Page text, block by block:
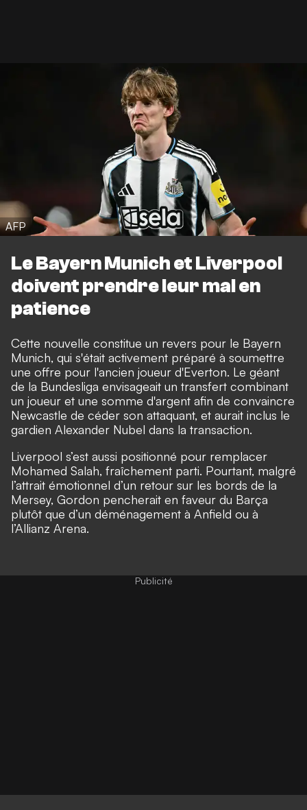
AFP
Le Bayern Munich et Liverpool
doivent prendre leur mal en
patience
Cette nouvelle constitue un revers pour le Bayern
Munich, qui s'était activement préparé à soumettre
une offre pour l'ancien joueur d'Everton. Le géant
de la Bundesliga envisageait un transfert combinant
un joueur et une somme d'argent afin de convaincre
Newcastle de céder son attaquant, et aurait inclus le
gardien Alexander Nubel dans la transaction.
Liverpool s’est aussi positionné pour remplacer
Mohamed Salah, fraîchement parti. Pourtant, malgré
l’attrait émotionnel d’un retour sur les bords de la
Mersey, Gordon pencherait en faveur du Barça
plutôt que d’un déménagement à Anfield ou à
l’Allianz Arena.